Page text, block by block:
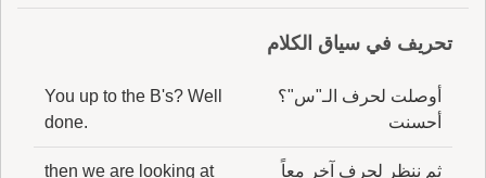
تحريف في سياق الكلام
أوصلت لحرف الـ"س"؟
أحسنت
You up to the B's? Well
done.
ثم ننظر لحرف آخر معاً
then we are looking at